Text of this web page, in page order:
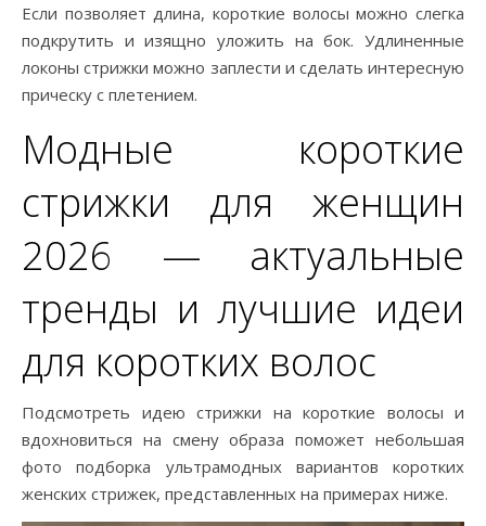
Если позволяет длина, короткие волосы можно слегка
подкрутить и изящно уложить на бок. Удлиненные
локоны стрижки можно заплести и сделать интересную
прическу с плетением.
Модные короткие
стрижки для женщин
2026 — актуальные
тренды и лучшие идеи
для коротких волос
Подсмотреть идею стрижки на короткие волосы и
вдохновиться на смену образа поможет небольшая
фото подборка ультрамодных вариантов коротких
женских стрижек, представленных на примерах ниже.